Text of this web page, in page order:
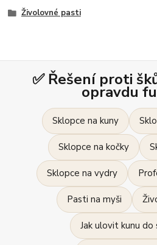
Živolovné pasti
✅ Řešení proti
opravdu
Sklopce na kuny
Sklopce na kočky
Sklopce na vydry
Pasti na myši
Jak ulovit kunu do